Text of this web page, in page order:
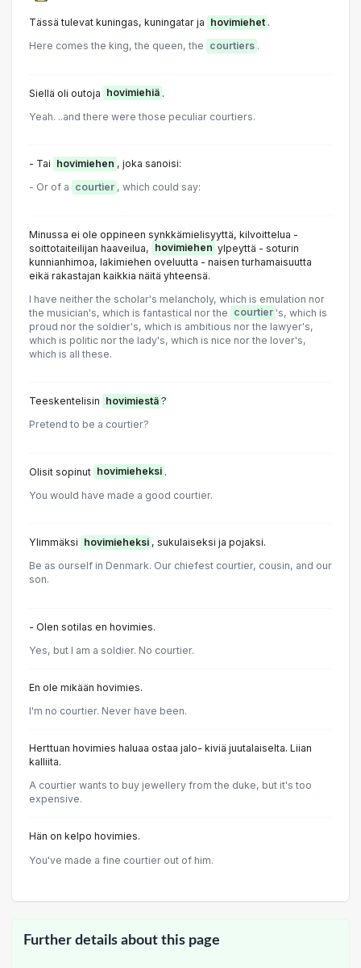
Tässä tulevat kuningas, kuningatar ja hovimiehet .
Here comes the king, the queen, the courtiers .
Siellä oli outoja hovimiehiä .
Yeah. ..and there were those peculiar courtiers.
- Tai hovimiehen , joka sanoisi:
- Or of a courtier , which could say:
Minussa ei ole oppineen synkkämielisyyttä, kilvoittelua -
soittotaiteilijan haaveilua, hovimiehen ylpeyttä - soturin
kunnianhimoa, lakimiehen oveluutta - naisen turhamaisuutta
eikä rakastajan kaikkia näitä yhteensä.
l have neither the scholar's melancholy, which is emulation nor
the musician's, which is fantastical nor the courtier 's, which is
proud nor the soldier's, which is ambitious nor the lawyer's,
which is politic nor the lady's, which is nice nor the lover's,
which is all these.
Teeskentelisin hovimiestä ?
Pretend to be a courtier?
Olisit sopinut hovimieheksi .
You would have made a good courtier.
Ylimmäksi hovimieheksi , sukulaiseksi ja pojaksi.
Be as ourself in Denmark. Our chiefest courtier, cousin, and our
son.
- Olen sotilas en hovimies.
Yes, but I am a soldier. No courtier.
En ole mikään hovimies.
I'm no courtier. Never have been.
Herttuan hovimies haluaa ostaa jalo- kiviä juutalaiselta. Liian
kalliita.
A courtier wants to buy jewellery from the duke, but it's too
expensive.
Hän on kelpo hovimies.
You've made a fine courtier out of him.
Further details about this page